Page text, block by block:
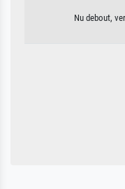
Nu debout,